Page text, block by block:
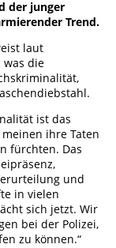
der junger
Trend.
laut
was die
ist das
ihre Taten
fürchten. Das
und
in vielen
sich jetzt. Wir
bei der Polizei,
zu können.“